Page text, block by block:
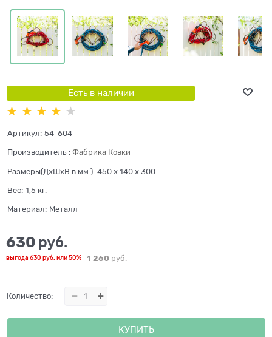
Есть в наличии
Артикул: 54-604
Производитель : Фабрика Ковки
Размеры(ДхШхВ в мм.): 450 x 140 x 300
Вес: 1,5 кг.
Материал: Металл
1 260 руб.
630 руб.
выгода 630 руб. или50%
Количество:
КУПИТЬ